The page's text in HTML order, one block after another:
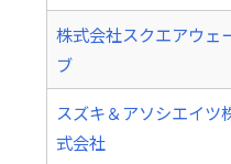
株式会社スクエアウェ
ブ
スズキ＆アソシエイツ
式会社